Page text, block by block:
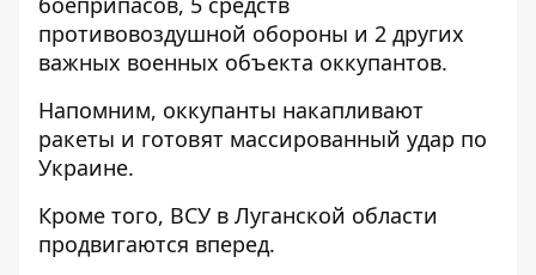
противовоздушной обороны и 2 других
важных военных объекта оккупантов.
Напомним, оккупанты накапливают
ракеты и готовят массированный удар по
Украине.
Кроме того, ВСУ в Луганской области
продвигаются вперед.